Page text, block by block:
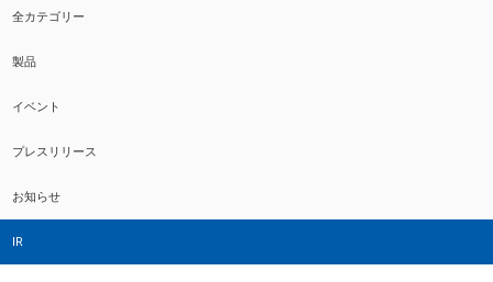
全カテゴリー
製品
イベント
プレスリリース
お知らせ
IR